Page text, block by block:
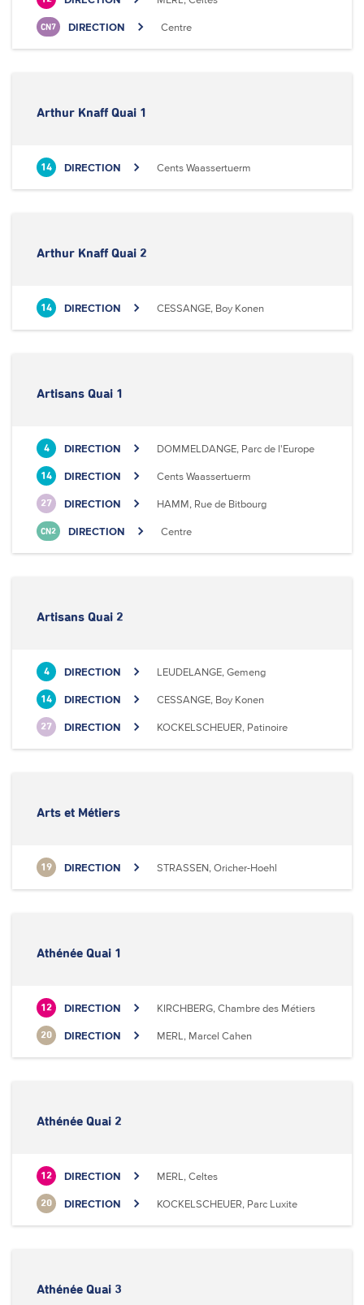
CN7 DIRECTION Centre
Arthur Knaff Quai 1
14 DIRECTION Cents Waassertuerm
Arthur Knaff Quai 2
14 DIRECTION CESSANGE, Boy Konen
Artisans Quai 1
4 DIRECTION DOMMELDANGE, Parc de l'Europe
14 DIRECTION Cents Waassertuerm
27 DIRECTION HAMM, Rue de Bitbourg
CN2 DIRECTION Centre
Artisans Quai 2
4 DIRECTION LEUDELANGE, Gemeng
14 DIRECTION CESSANGE, Boy Konen
27 DIRECTION KOCKELSCHEUER, Patinoire
Arts et Métiers
19 DIRECTION STRASSEN, Oricher-Hoehl
Athénée Quai 1
12 DIRECTION KIRCHBERG, Chambre des Métiers
20 DIRECTION MERL, Marcel Cahen
Athénée Quai 2
12 DIRECTION MERL, Celtes
20 DIRECTION KOCKELSCHEUER, Parc Luxite
Athénée Quai 3